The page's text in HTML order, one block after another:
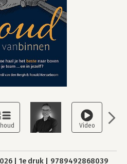
1e druk 9789492868039